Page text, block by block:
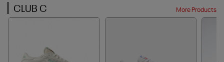
CLUB C More Products